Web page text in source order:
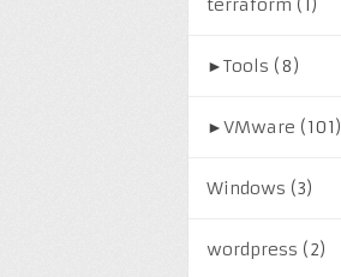
terraform (1)
►Tools (8)
►VMware (101)
Windows (3)
wordpress (2)